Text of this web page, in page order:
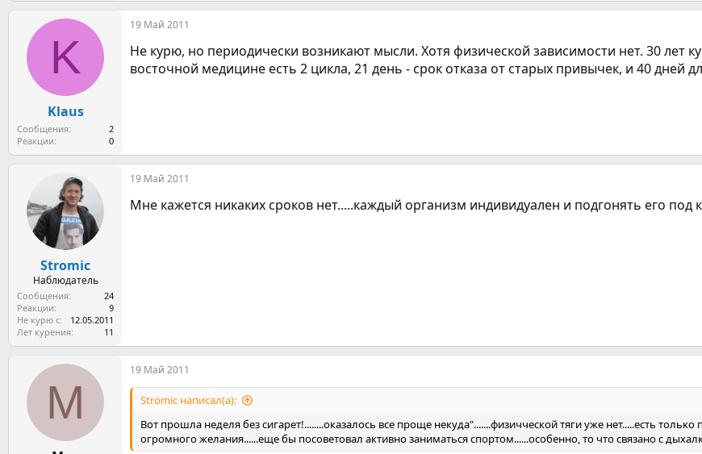
K
Klaus
Сообщения
2
Реакции
0
19 Май 2011
Не курю, но периодически возникают мысли. Хотя физической зависимости нет. 30 лет
восточной медицине есть 2 цикла, 21 день - срок отказа от старых привычек, и 40 дней
Stromic
Наблюдатель
Сообщения
24
Реакции
9
Не курю с
12.05.2011
Лет курения
11
19 Май 2011
Мне кажется никаких сроков нет.....каждый организм индивидуален и подгонять его под
M
19 Май 2011
Stromic написал(а):
Вот прошла неделя без сигарет!........оказалось все проще некуда".......физичческой тяги уже нет.....есть
огромного желания......еще бы посоветовал активно заниматься спортом......особенно, то что связано с